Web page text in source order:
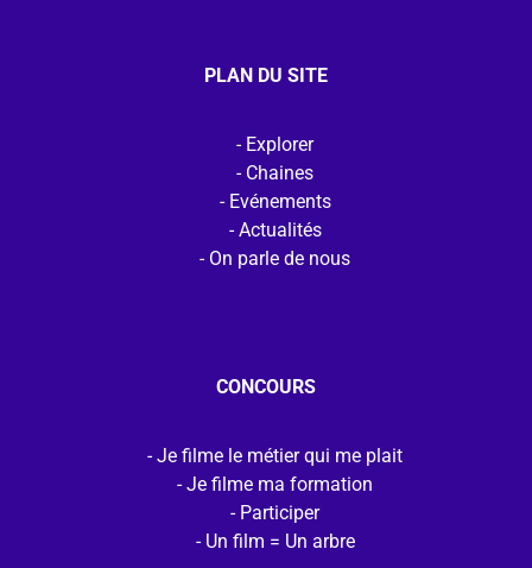
PLAN DU SITE
Explorer
Chaines
Evénements
Actualités
On parle de nous
CONCOURS
Je filme le métier qui me plait
Je filme ma formation
Participer
Un film = Un arbre